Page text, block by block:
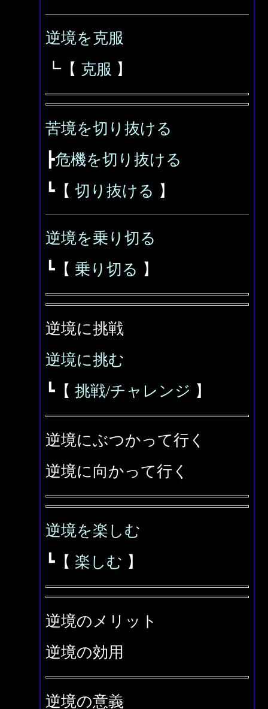
逆境を克服
┗【 克服 】
苦境を切り抜ける
┣危機を切り抜ける
┗【 切り抜ける 】
逆境を乗り切る
┗【 乗り切る 】
逆境に挑戦
逆境に挑む
┗【 挑戦/チャレンジ 】
逆境にぶつかって行く
逆境に向かって行く
逆境を楽しむ
┗【 楽しむ 】
逆境のメリット
逆境の効用
逆境の意義